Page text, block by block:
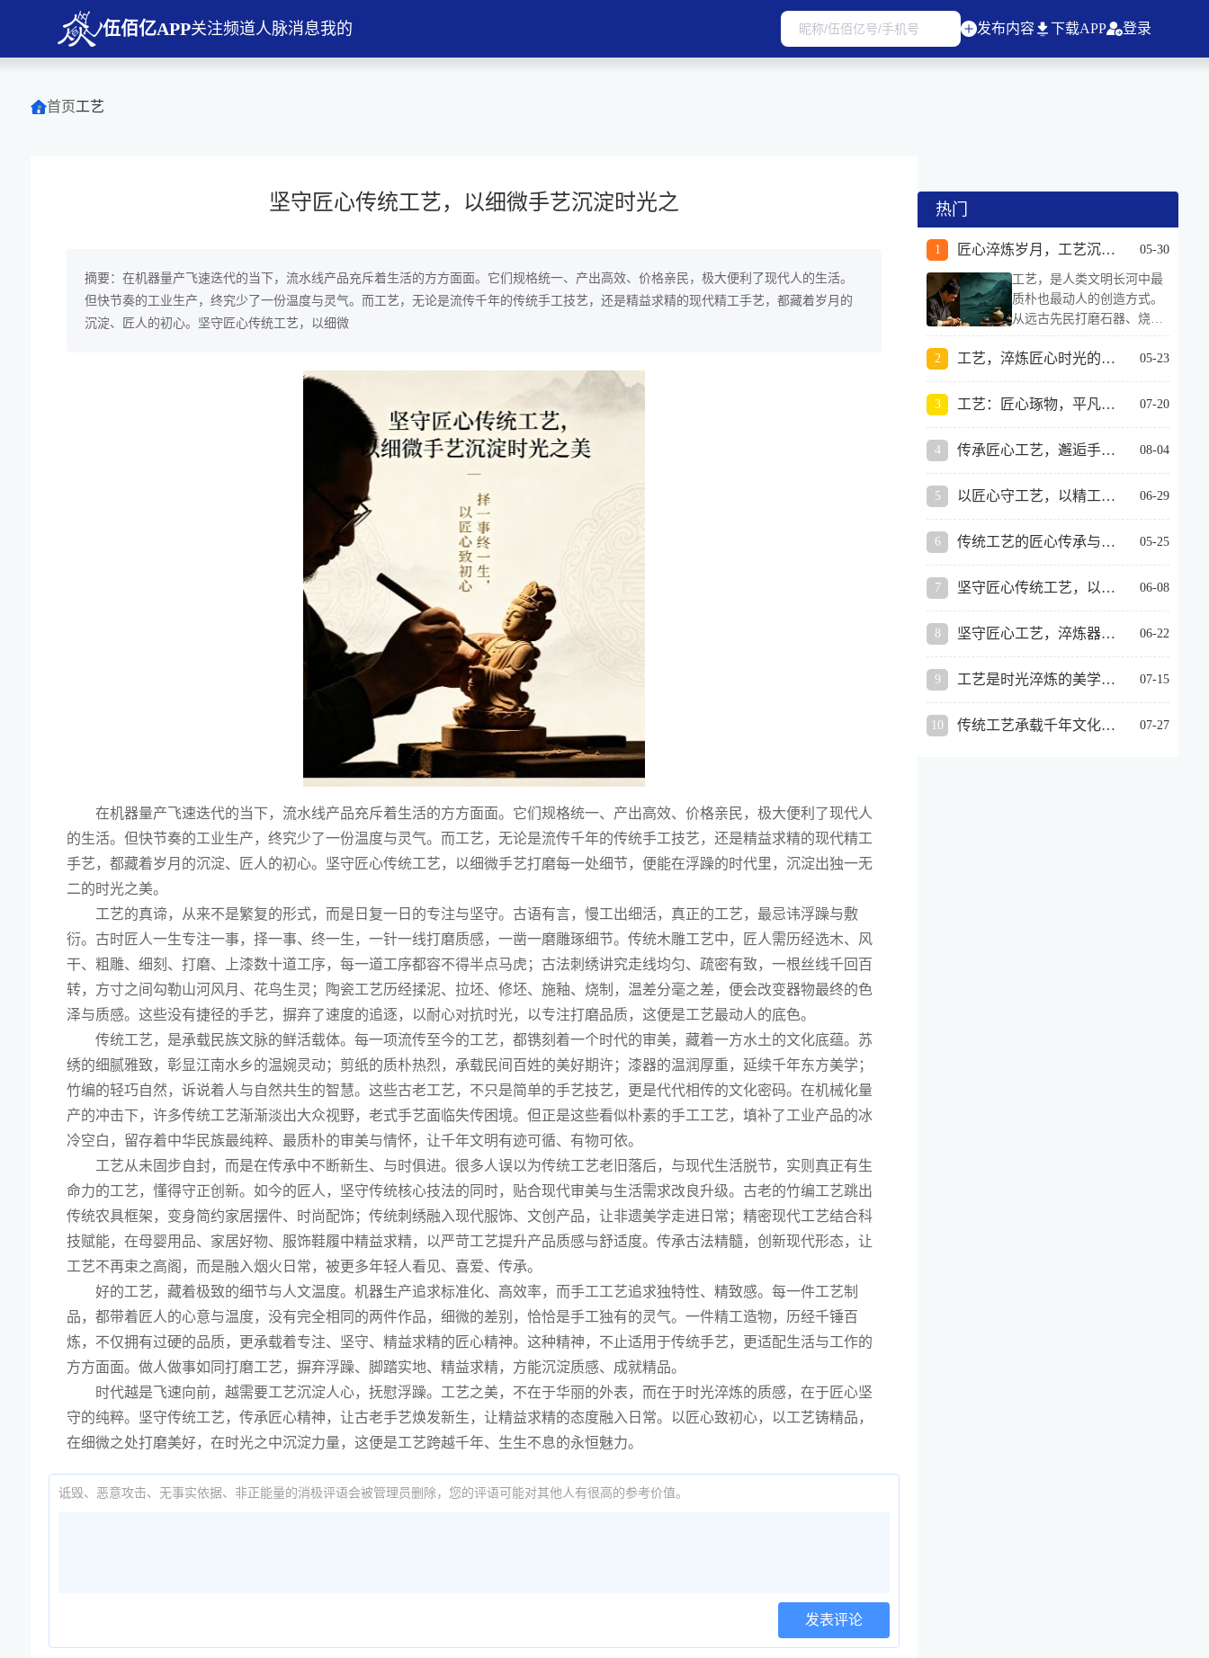
伍佰亿APP关注频道人脉消息我的 发布内容 下载APP 登录
首页工艺
坚守匠心传统工艺，以细微手艺沉淀时光之
摘要：在机器量产飞速迭代的当下，流水线产品充斥着生活的方方面面。它们规格统一、产出高效、价格亲民，极大便利了现代人的生活。
但快节奏的工业生产，终究少了一份温度与灵气。而工艺，无论是流传千年的传统手工技艺，还是精益求精的现代精工手艺，都藏着岁月的
沉淀、匠人的初心。坚守匠心传统工艺，以细微
在机器量产飞速迭代的当下，流水线产品充斥着生活的方方面面。它们规格统一、产出高效、价格亲民，极大便利了现代人
的生活。但快节奏的工业生产，终究少了一份温度与灵气。而工艺，无论是流传千年的传统手工技艺，还是精益求精的现代精工
手艺，都藏着岁月的沉淀、匠人的初心。坚守匠心传统工艺，以细微手艺打磨每一处细节，便能在浮躁的时代里，沉淀出独一无
二的时光之美。
工艺的真谛，从来不是繁复的形式，而是日复一日的专注与坚守。古语有言，慢工出细活，真正的工艺，最忌讳浮躁与敷
衍。古时匠人一生专注一事，择一事、终一生，一针一线打磨质感，一凿一磨雕琢细节。传统木雕工艺中，匠人需历经选木、风
干、粗雕、细刻、打磨、上漆数十道工序，每一道工序都容不得半点马虎；古法刺绣讲究走线均匀、疏密有致，一根丝线千回百
转，方寸之间勾勒山河风月、花鸟生灵；陶瓷工艺历经揉泥、拉坯、修坯、施釉、烧制，温差分毫之差，便会改变器物最终的色
泽与质感。这些没有捷径的手艺，摒弃了速度的追逐，以耐心对抗时光，以专注打磨品质，这便是工艺最动人的底色。
传统工艺，是承载民族文脉的鲜活载体。每一项流传至今的工艺，都镌刻着一个时代的审美，藏着一方水土的文化底蕴。苏
绣的细腻雅致，彰显江南水乡的温婉灵动；剪纸的质朴热烈，承载民间百姓的美好期许；漆器的温润厚重，延续千年东方美学；
竹编的轻巧自然，诉说着人与自然共生的智慧。这些古老工艺，不只是简单的手艺技艺，更是代代相传的文化密码。在机械化量
产的冲击下，许多传统工艺渐渐淡出大众视野，老式手艺面临失传困境。但正是这些看似朴素的手工工艺，填补了工业产品的冰
冷空白，留存着中华民族最纯粹、最质朴的审美与情怀，让千年文明有迹可循、有物可依。
工艺从未固步自封，而是在传承中不断新生、与时俱进。很多人误以为传统工艺老旧落后，与现代生活脱节，实则真正有生
命力的工艺，懂得守正创新。如今的匠人，坚守传统核心技法的同时，贴合现代审美与生活需求改良升级。古老的竹编工艺跳出
传统农具框架，变身简约家居摆件、时尚配饰；传统刺绣融入现代服饰、文创产品，让非遗美学走进日常；精密现代工艺结合科
技赋能，在母婴用品、家居好物、服饰鞋履中精益求精，以严苛工艺提升产品质感与舒适度。传承古法精髓，创新现代形态，让
工艺不再束之高阁，而是融入烟火日常，被更多年轻人看见、喜爱、传承。
好的工艺，藏着极致的细节与人文温度。机器生产追求标准化、高效率，而手工工艺追求独特性、精致感。每一件工艺制
品，都带着匠人的心意与温度，没有完全相同的两件作品，细微的差别，恰恰是手工独有的灵气。一件精工造物，历经千锤百
炼，不仅拥有过硬的品质，更承载着专注、坚守、精益求精的匠心精神。这种精神，不止适用于传统手艺，更适配生活与工作的
方方面面。做人做事如同打磨工艺，摒弃浮躁、脚踏实地、精益求精，方能沉淀质感、成就精品。
时代越是飞速向前，越需要工艺沉淀人心，抚慰浮躁。工艺之美，不在于华丽的外表，而在于时光淬炼的质感，在于匠心坚
守的纯粹。坚守传统工艺，传承匠心精神，让古老手艺焕发新生，让精益求精的态度融入日常。以匠心致初心，以工艺铸精品，
在细微之处打磨美好，在时光之中沉淀力量，这便是工艺跨越千年、生生不息的永恒魅力。
诋毁、恶意攻击、无事实依据、非正能量的消极评语会被管理员删除，您的评语可能对其他人有很高的参考价值。
发表评论
热门
匠心淬炼岁月，工艺沉淀时光之美 05-30
工艺，是人类文明长河中最
质朴也最动人的创造方式。
从远古先民打磨石器、烧制
陶器，到如今精密细腻的现
代制作技艺，工艺跨越千年
时光，始终承载着人类对美
好的追求、对细节的坚守、
是一套精益求精的流程、一
种沉稳专注的态度，更是一
代代匠人沉淀下来
工艺，淬炼匠心时光的造物之美 05-23
工艺：匠心琢物，平凡器物藏千年东方美学 07-20
传承匠心工艺，邂逅手作极致美学 08-04
以匠心守工艺，以精工筑美好 06-29
传统工艺的匠心传承与时代创新发展 05-25
坚守匠心传统工艺，以细微手艺沉淀时光之 06-08
坚守匠心工艺，淬炼器物长久质感 06-22
工艺是时光淬炼的美学，是匠人坚守的初心 07-15
传统工艺承载千年文化底蕴 07-27